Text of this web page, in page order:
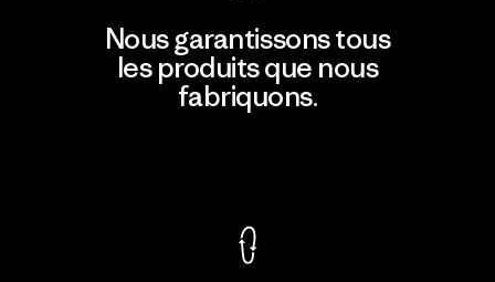
Nous garantissons tous
les produits que nous
fabriquons.